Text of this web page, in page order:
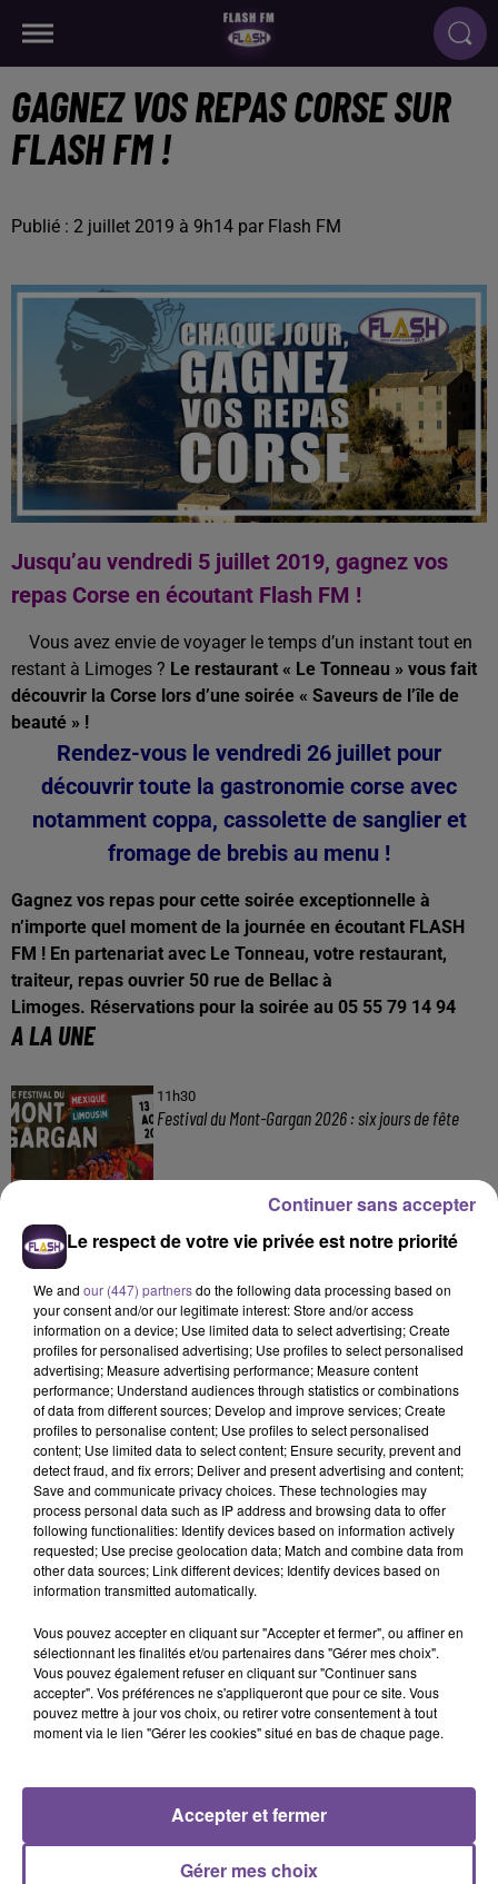
GAGNEZ VOS REPAS CORSE SUR
FLASH FM !
Publié : 2 juillet 2019 à 9h14 par Flash FM
Jusqu’au vendredi 5 juillet 2019, gagnez vos
repas Corse en écoutant Flash FM !
Vous avez envie de voyager le temps d’un instant tout en
restant à Limoges ? Le restaurant « Le Tonneau » vous fait
découvrir la Corse lors d’une soirée « Saveurs de l’île de
beauté » !
Rendez-vous le vendredi 26 juillet pour
découvrir toute la gastronomie corse avec
notamment coppa, cassolette de sanglier et
fromage de brebis au menu !
Gagnez vos repas pour cette soirée exceptionnelle à
n’importe quel moment de la journée en écoutant FLASH
FM ! En partenariat avec Le Tonneau, votre restaurant,
traiteur, repas ouvrier 50 rue de Bellac à
Limoges. Réservations pour la soirée au 05 55 79 14 94
A LA UNE
11h30
Festival du Mont-Gargan 2026 : six jours de fête
7 août 2026
toxiques
6 août 2026
Creuse : Un homme reconnaît être l’auteur d’une
dizaine d’incendies
6 août 2026
Accident mortel sur l’A20 à Limoges : un nouvel
appel à témoins
DERNIERS TITRES
12h15
12h15
Le respect de votre vie privée est notre priorité
We and our (447) partnersdo the following data processing based on
your consent and/or our legitimate interest: Store and/or access
information on a device; Use limited data to select advertising; Create
profiles for personalised advertising; Use profiles to select personalised
advertising; Measure advertising performance; Measure content
performance; Understand audiences through statistics or combinations
of data from different sources; Develop and improve services; Create
profiles to personalise content; Use profiles to select personalised
content; Use limited data to select content; Ensure security, prevent and
detect fraud, and fix errors; Deliver and present advertising and content;
Save and communicate privacy choices. These technologies may
process personal data such as IP address and browsing data to offer
following functionalities: Identify devices based on information actively
requested; Use precise geolocation data; Match and combine data from
other data sources; Link different devices; Identify devices based on
information transmitted automatically.
Vous pouvez accepter en cliquant sur "Accepter et fermer", ou affiner en
sélectionnant les finalités et/ou partenaires dans "Gérer mes choix".
Vous pouvez également refuser en cliquant sur "Continuer sans
accepter". Vos préférences ne s'appliqueront que pour ce site. Vous
pouvez mettre à jour vos choix, ou retirer votre consentement à tout
moment via le lien "Gérer les cookies" situé en bas de chaque page.
Gérer mes choix
Accepter et fermer
Continuer sans accepter